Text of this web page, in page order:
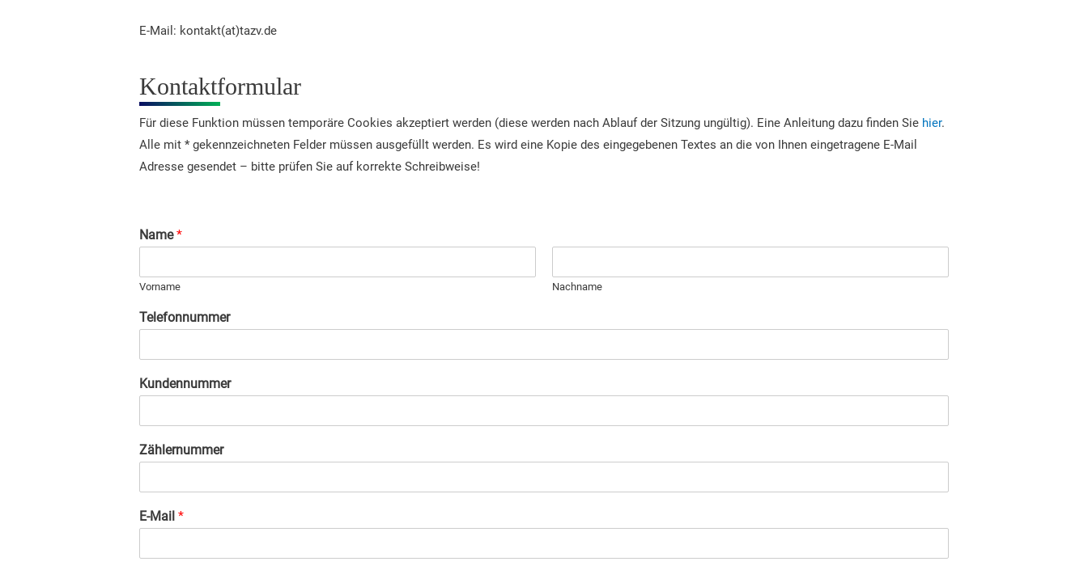
E-Mail: kontakt(at)tazv.de
Kontaktformular
Für diese Funktion müssen temporäre Cookies akzeptiert werden (diese werden nach Ablauf der Sitzung ungültig). Eine Anleitung dazu finden Sie hier.
Alle mit * gekennzeichneten Felder müssen ausgefüllt werden. Es wird eine Kopie des eingegebenen Textes an die von Ihnen eingetragene E-Mail
Adresse gesendet – bitte prüfen Sie auf korrekte Schreibweise!
Name*
Vorname Nachname
Telefonnummer
Kundennummer
Zählernummer
E-Mail *